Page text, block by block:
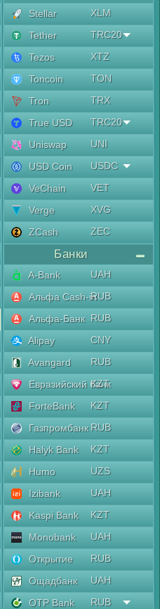
Stellar
XLM
Tether
TRC20
Tezos
XTZ
Toncoin
TON
Tron
TRX
True USD
TRC20
Uniswap
UNI
USD Coin
USDC
VeChain
VET
Verge
XVG
ZCash
ZEC
Банки
A-Bank
UAH
Альфа Cash-inRUB
Альфа-Банк RUB
Alipay
CNY
Avangard
RUB
Евразийский банк
KZT
ForteBank
KZT
Газпромбанк RUB
Halyk Bank
KZT
Humo
UZS
Izibank
UAH
Kaspi Bank
KZT
Monobank
UAH
Открытие
RUB
Ощадбанк
UAH
OTP Bank
RUB